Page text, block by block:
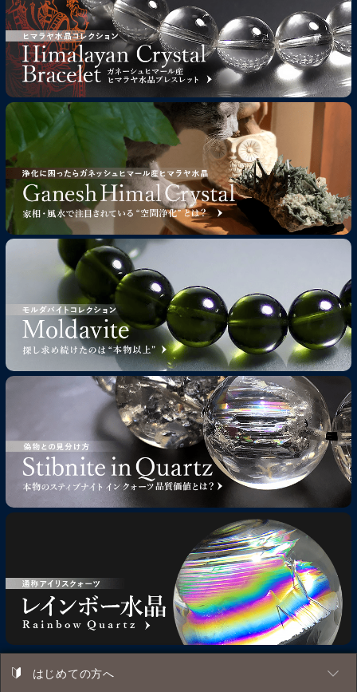
はじめての方へ